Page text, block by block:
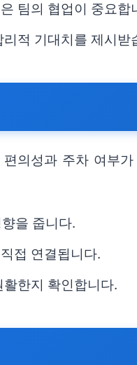
팀의 협업이 중요합
적 기대치를 제시받
의성과 주차 여부
을 줍니다.
접 연결됩니다.
한지 확인합니다.